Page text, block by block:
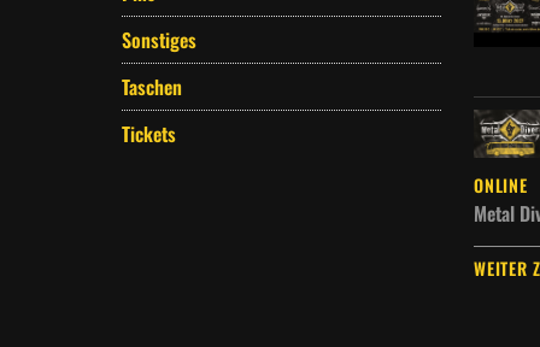
Sonstiges
Taschen
Tickets
ONLINE
Metal
WEITER